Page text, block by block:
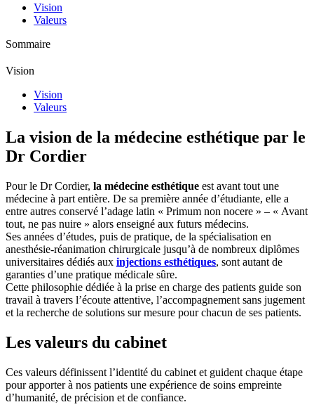
Vision
Valeurs
Sommaire
Vision
Vision
Valeurs
La vision de la médecine esthétique par le
Dr Cordier
Pour le Dr Cordier, la médecine esthétique est avant tout une
médecine à part entière. De sa première année d’étudiante, elle a
entre autres conservé l’adage latin « Primum non nocere » – « Avant
tout, ne pas nuire » alors enseigné aux futurs médecins.
Ses années d’études, puis de pratique, de la spécialisation en
anesthésie-réanimation chirurgicale jusqu’à de nombreux diplômes
universitaires dédiés aux injections esthétiques, sont autant de
garanties d’une pratique médicale sûre.
Cette philosophie dédiée à la prise en charge des patients guide son
travail à travers l’écoute attentive, l’accompagnement sans jugement
et la recherche de solutions sur mesure pour chacun de ses patients.
Les valeurs du cabinet
Ces valeurs définissent l’identité du cabinet et guident chaque étape
pour apporter à nos patients une expérience de soins empreinte
d’humanité, de précision et de confiance.